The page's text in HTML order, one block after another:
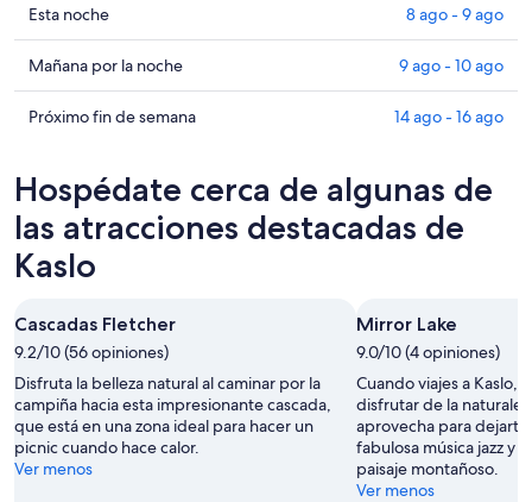
Ver
precios
de
propiedades
en
esta
noche,
8
ago
ago
Esta noche 8 ago - 9 ago
Ver
precios
de
Kaslo
mañana
por
noche,
9
ago
-
10
ago
Mañana por la noche 9 ago - 10 ago
Ver
propiedades
en
Kaslo
para
próximo
fin
de
semana,
14
ago
-
Próximo fin de semana 14 ago - 16 ago
Hospédate cerca de algunas de
las atracciones destacadas de
Kaslo
Cascadas Fletcher
9.2/10 (56 opiniones)
Disfruta la belleza natural al caminar por la
campiña hacia esta impresionante cascada,
que está en una zona ideal para hacer un
picnic cuando hace calor.
Ver menos
Mirror Lake
9.0/10 (4 opiniones)
Cuando viajes a Kaslo,
disfrutar de la
aprovecha para
fabulosa música jazz y
paisaje montañoso.
Ver menos